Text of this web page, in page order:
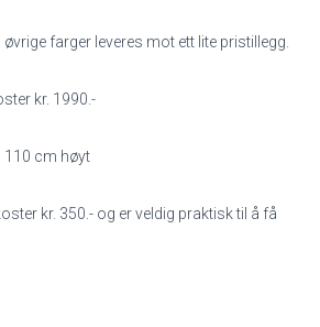
farger leveres mot ett lite pristillegg.
kr. 1990.-
110 cm høyt
kr. 350.- og er veldig praktisk til å få